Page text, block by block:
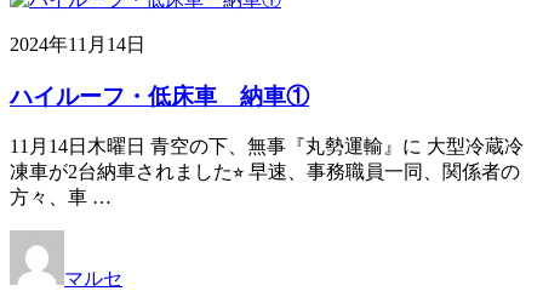
2024年11月14日
ハイルーフ・低床車 納車①
11月14日木曜日 青空の下、無事『丸勢運輸』に 大型冷蔵冷
凍車が2台納車されました⭐︎ 早速、事務職員一同、関係者の
方々、車 …
マルセ